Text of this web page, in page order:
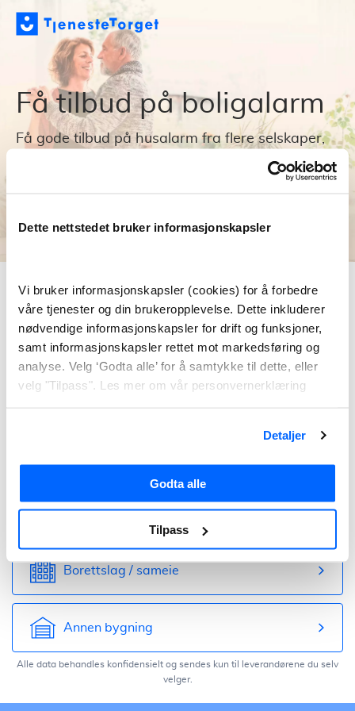
Dette nettstedet bruker informasjonskapsler
Vi bruker informasjonskapsler (cookies) for å forbedre
våre tjenester og din brukeropplevelse. Dette inkluderer
nødvendige informasjonskapsler for drift og funksjoner,
samt informasjonskapsler rettet mot markedsføring og
analyse. Velg ‘Godta alle’ for å samtykke til dette, eller
velg "Tilpass". Les mer om vår personvernerklæring
Detaljer
Godta alle
Tilpass
Få tilbud på boligalarm
Få gode tilbud på husalarm fra flere selskaper,
noen få minutter – og du sammenligner og
Fyll ut skjemaet på bare 3
minutter!
Tjenesten er helt gratis og uforpliktende.
Hvor ønsker du alarm?
Fritidsbolig
Borettslag / sameie
Annen bygning
Alle data behandles konfidensielt og sendes kun til leverandørene du selv
velger.